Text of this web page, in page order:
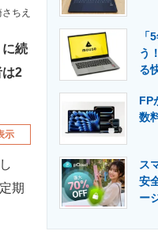
エネルギーの専門メディア
さちえ
続
は2
示
期
「
う
る
FP
数
ス
安
ー